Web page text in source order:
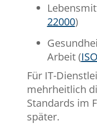
22000)
Arbeit (
Für IT-
mehrheitlich
Standards im
später.